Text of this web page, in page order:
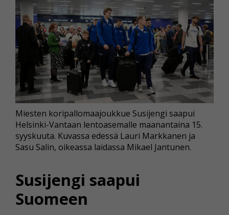
Susijengi saapui
Suomeen
Miesten koripallomaajoukkue Susijengi saapui
Helsinki-Vantaan lentoasemalle maanantaina 15.
syyskuuta. Kuvassa edessä Lauri Markkanen ja
Sasu Salin, oikeassa laidassa Mikael Jantunen.